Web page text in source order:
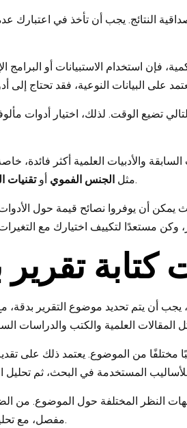
النتائج. يجب أن تأخذ في اعتبارك
استخدام الاستبيانات أو البرامج
تضيع الوقت. لذلك، اختيار أدوات
والأدبيات العلمية أكثر فائدة،
مثلالجنس الفموي أوتقنيات ، حيث تتطلب الدقة والموضوعية.
أن يوفروا نصائح قيمة حول
أن يتم تحديد موضوع التقرير بدقة،
مختلفًا من الموضوع. يعتمد ذلك على
النظر المختلفة حول الموضوع. من
مفصل، مع تحليل مدى تأثيرها على الأفراد والمجتمع.